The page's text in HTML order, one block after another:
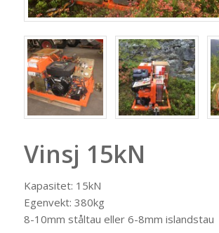
Vinsj 15kN
Kapasitet: 15kN
Egenvekt: 380kg
8-10mm ståltau eller 6-8mm islandstau